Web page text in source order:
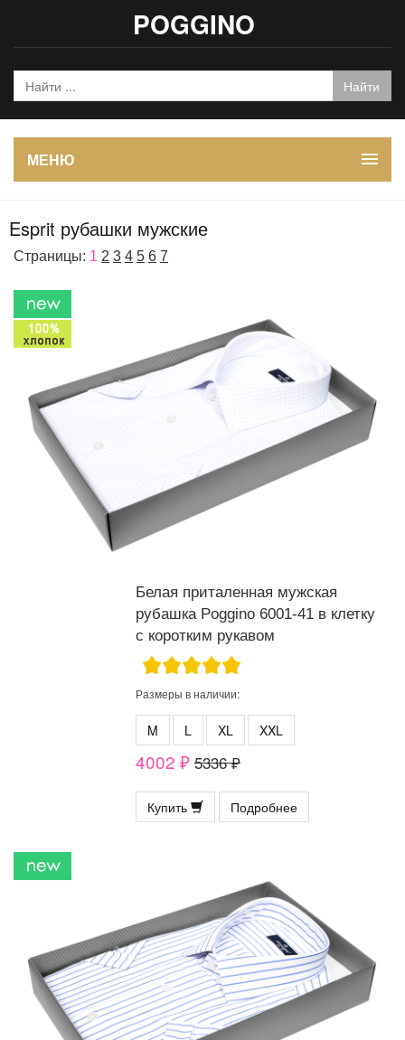
POGGINO
МЕНЮ
Esprit рубашки мужские
Страницы: 1 2 3 4 5 6 7
Белая приталенная мужская
рубашка Poggino 6001-41 в клетку
с коротким рукавом
Размеры в наличии:
M L XL XXL
4002 ₽ 5336 ₽
Купить Подробнее